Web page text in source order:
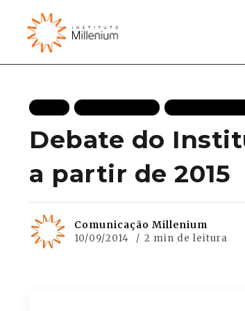
Debate do
a partir de 2015
Comunicação Millenium
10/09/2014 2 min de leitura